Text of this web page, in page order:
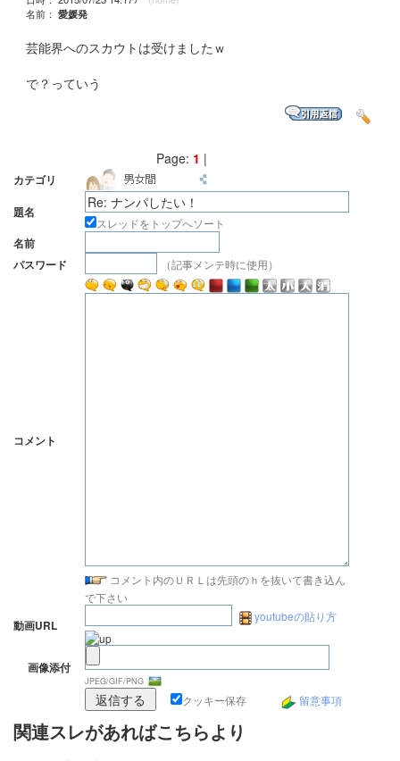
名前： 愛媛発
芸能界へのスカウトは受けましたｗ
で？っていう
Page: 1 |
カテゴリ
題名
スレッドをトップへソート
名前
パスワード
（記事メンテ時に使用）
コメント
コメント内のＵＲＬは先頭のｈを抜いて書き込ん
で下さい
動画URL
youtubeの貼り方
画像添付
JPEG/GIF/PNG
クッキー保存 留意事項
関連スレがあればこちらより